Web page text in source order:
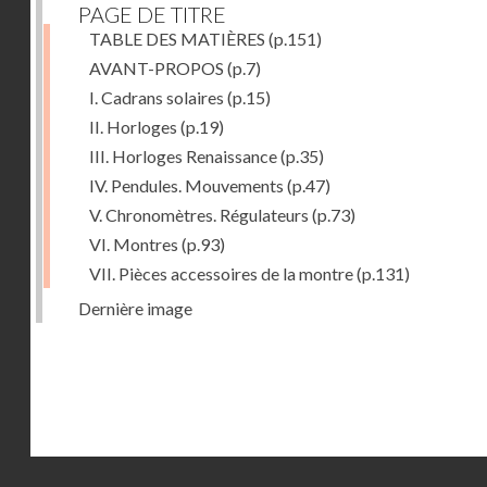
PAGE DE TITRE
TABLE DES MATIÈRES (p.151)
AVANT-PROPOS (p.7)
I. Cadrans solaires (p.15)
II. Horloges (p.19)
III. Horloges Renaissance(p.35)
IV. Pendules. Mouvements (p.47)
V. Chronomètres. Régulateurs (p.73)
VI. Montres (p.93)
VII. Pièces accessoires de la montre(p.131)
Dernière image